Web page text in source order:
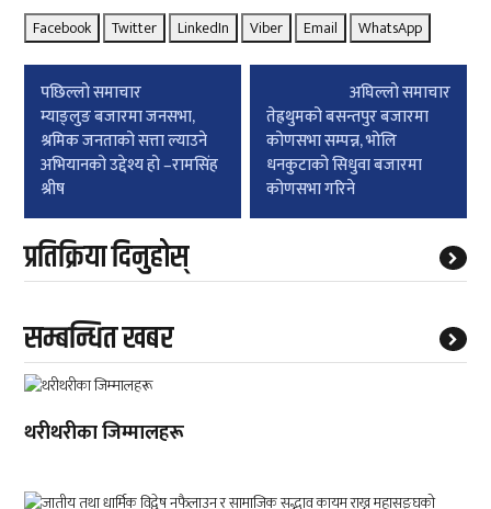
Facebook Twitter LinkedIn Viber Email WhatsApp
Post
navigation
पछिल्लाे समाचार
म्याङ्लुङ बजारमा जनसभा,
श्रमिक जनताको सत्ता ल्याउने
अभियानको उद्देश्य हो –रामसिंह
श्रीष
अघिल्लाे समाचार
तेह्रथुमको बसन्तपुर बजारमा
कोणसभा सम्पन्न, भोलि
धनकुटाको सिधुवा बजारमा
कोणसभा गरिने
प्रतिक्रिया दिनुहोस्
सम्बन्धित खबर
थरीथरीका जिम्मालहरू